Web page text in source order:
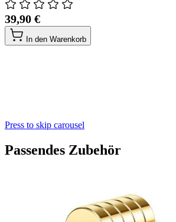
39,90 €
In den Warenkorb
Press to skip carousel
Passendes Zubehör